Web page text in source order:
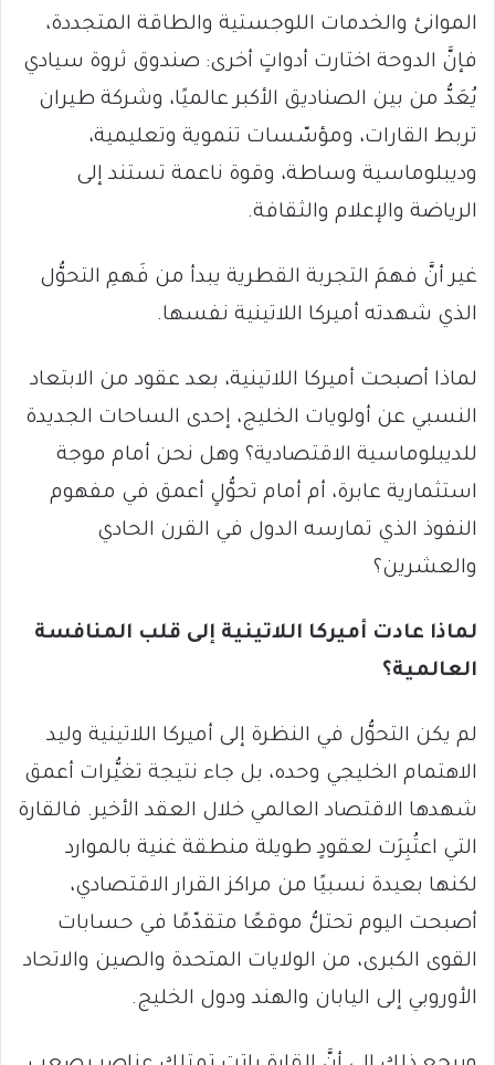
الموانئ والخدمات اللوجستية والطاقة المتجددة،
فإنَّ الدوحة اختارت أدواتٍ أخرى: صندوق ثروة سيادي
يُعَدُّ من بين الصناديق الأكبر عالميًا، وشركة طيران
تربط القارات، ومؤسّسات تنموية وتعليمية،
وديبلوماسية وساطة، وقوة ناعمة تستند إلى
الرياضة والإعلام والثقافة.
غير أنَّ فهمَ التجربة القطرية يبدأ من فَهمِ التحوُّل
الذي شهدته أميركا اللاتينية نفسها.
لماذا أصبحت أميركا اللاتينية، بعد عقود من الابتعاد
النسبي عن أولويات الخليج، إحدى الساحات الجديدة
للديبلوماسية الاقتصادية؟ وهل نحن أمام موجة
استثمارية عابرة، أم أمام تحوُّلٍ أعمق في مفهوم
النفوذ الذي تمارسه الدول في القرن الحادي
والعشرين؟
لماذا عادت أميركا اللاتينية إلى قلب المنافسة
العالمية؟
لم يكن التحوُّل في النظرة إلى أميركا اللاتينية وليد
الاهتمام الخليجي وحده، بل جاء نتيجة تغيُّرات أعمق
شهدها الاقتصاد العالمي خلال العقد الأخير. فالقارة
التي اعتُبِرَت لعقودٍ طويلة منطقة غنية بالموارد
لكنها بعيدة نسبيًا من مراكز القرار الاقتصادي،
أصبحت اليوم تحتلُّ موقعًا متقدّمًا في حسابات
القوى الكبرى، من الولايات المتحدة والصين والاتحاد
الأوروبي إلى اليابان والهند ودول الخليج.